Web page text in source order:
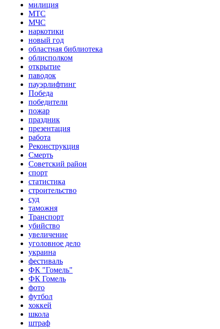
милиция
МТС
МЧС
наркотики
новый год
областная библиотека
облисполком
открытие
паводок
пауэрлифтинг
Победа
победители
пожар
праздник
презентация
работа
Реконструкция
Смерть
Советский район
спорт
статистика
строительство
суд
таможня
Транспорт
убийство
увеличение
уголовное дело
украина
фестиваль
ФК "Гомель"
ФК Гомель
фото
футбол
хоккей
школа
штраф